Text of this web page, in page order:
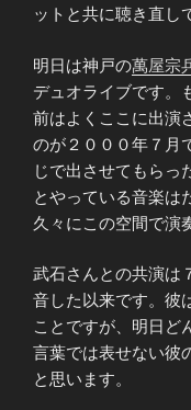
ットと共に聴き直し
明日は神戸の萬屋宗
デュオライブです。
前はよくここに出演
のが２０００年７月
じで出させてもらっ
とやっている音楽は
久々にこの空間で演
武石さんとの共演は
音した以来です。彼
ことですが、明日ど
言葉では表せない彼
と思います。